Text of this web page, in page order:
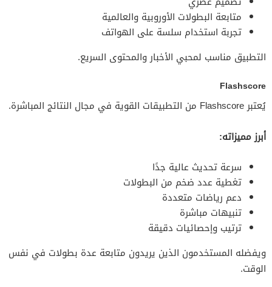
متابعة البطولات الأوروبية والعالمية
تجربة استخدام سلسة على الهواتف
التطبيق مناسب لمحبي الأخبار والمحتوى السريع.
Flashscore
يُعتبر Flashscore من التطبيقات القوية في مجال النتائج المباشرة.
أبرز مميزاته:
سرعة تحديث عالية جدًا
تغطية عدد ضخم من البطولات
دعم رياضات متعددة
تنبيهات مباشرة
ترتيب وإحصائيات دقيقة
ويفضله المستخدمون الذين يريدون متابعة عدة بطولات في نفس
الوقت.